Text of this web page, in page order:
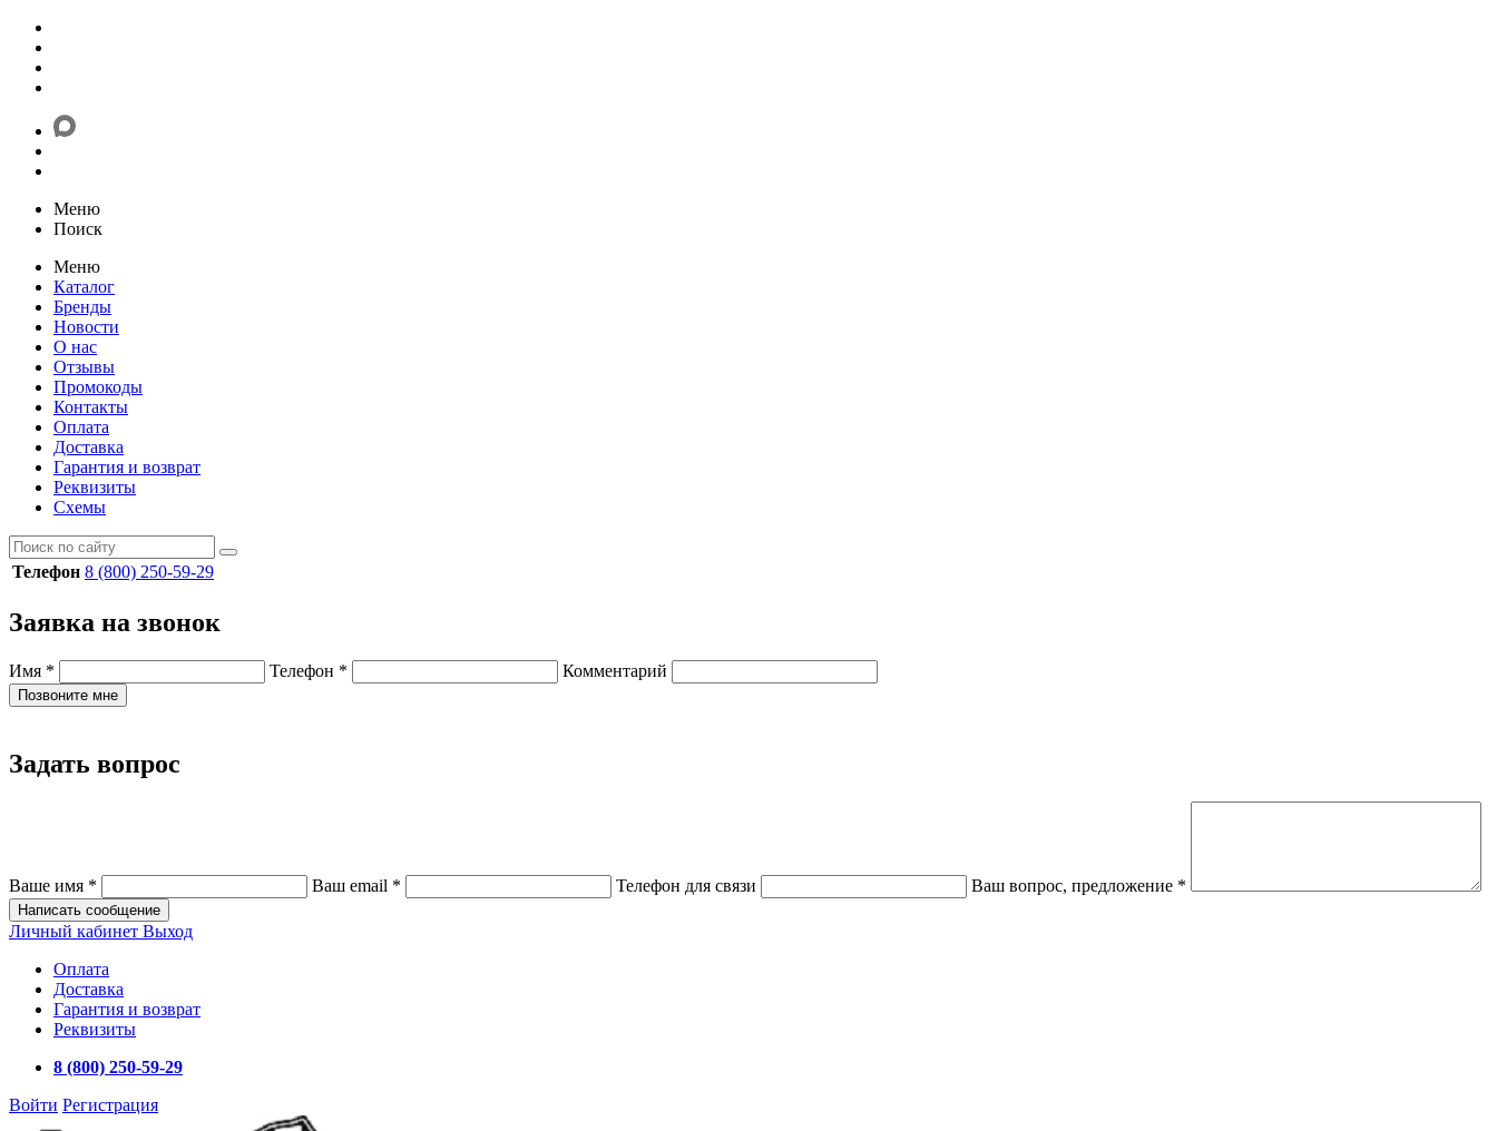
Меню
Поиск
Меню
Каталог
Бренды
Новости
О нас
Отзывы
Промокоды
Контакты
Оплата
Доставка
Гарантия и возврат
Реквизиты
Схемы
Телефон 8 (800) 250-59-29
Заявка на звонок
Имя * Телефон * Комментарий
Позвоните мне
Задать вопрос
Ваше имя * Ваш email * Телефон для связи Ваш вопрос, предложение *
Написать сообщение
Личный кабинет Выход
Оплата
Доставка
Гарантия и возврат
Реквизиты
8 (800) 250-59-29
Войти Регистрация